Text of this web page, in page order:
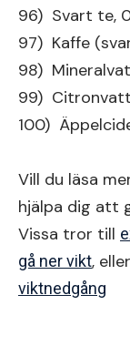
96) Svart te,
97) Kaffe
98)
99)
100)
Vill du läsa
hjälpa dig att
Vissa tror till
gå ner vikt,
viktnedgång